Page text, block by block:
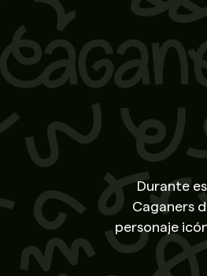
Durante
Caganers
personaje
a realizar
preferís,